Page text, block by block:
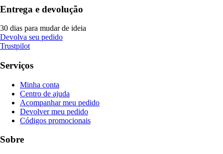
Entrega e devolução
30 dias para mudar de ideia
Devolva seu pedido
Trustpilot
Serviços
Minha conta
Centro de ajuda
Acompanhar meu pedido
Devolver meu pedido
Códigos promocionais
Sobre